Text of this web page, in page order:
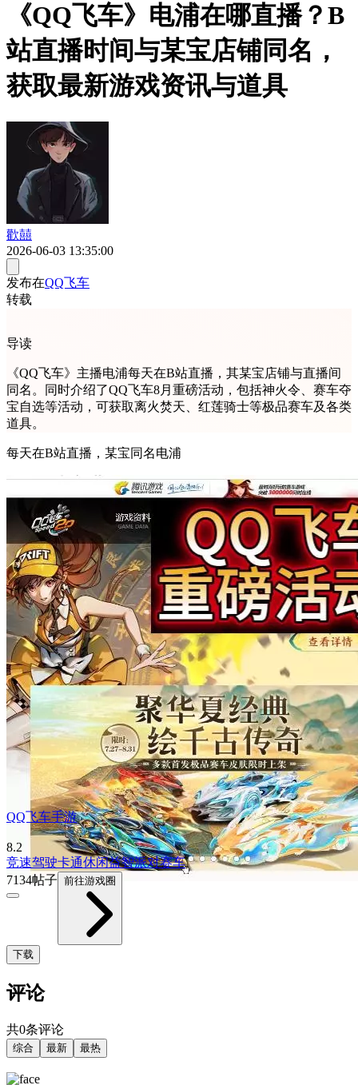
《QQ飞车》电浦在哪直播？B
站直播时间与某宝店铺同名，
获取最新游戏资讯与道具
歡囍
2026-06-03 13:35:00
发布在QQ飞车
转载
导读
《QQ飞车》主播电浦每天在B站直播，其某宝店铺与直播间
同名。同时介绍了QQ飞车8月重磅活动，包括神火令、赛车夺
宝自选等活动，可获取离火焚天、红莲骑士等极品赛车及各类
道具。
每天在B站直播，某宝同名电浦
QQ飞车手游
8.2
竞速驾驶卡通休闲益智派对赛车
7134帖子 前往游戏圈
下载
评论
共0条评论
综合 最新 最热